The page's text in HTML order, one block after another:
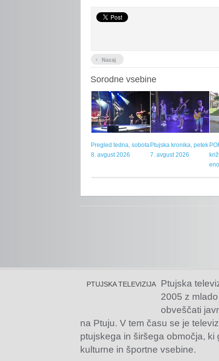
‹ Nazaj
Sorodne vsebine
Pregled tedna, sobota
8. avgust 2026
Ptujska kronika, petek
7. avgust 2026
PTUJSKA TELEVIZIJA
Ptujska
2005 z
obveščati
na Ptuju. V tem času se je
ptujskega in širšega območja,
kulturne in športne vsebine.